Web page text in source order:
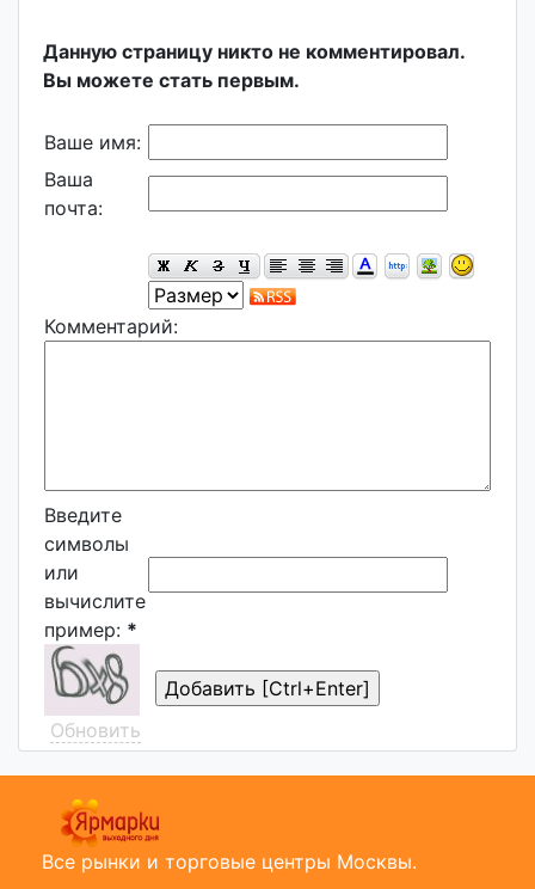
Данную страницу никто не комментировал.
Вы можете стать первым.
Ваше имя:
Ваша
почта:
Комментарий:
Введите
символы
или
вычислите
пример: *
Обновить
Все рынки и торговые центры Москвы.